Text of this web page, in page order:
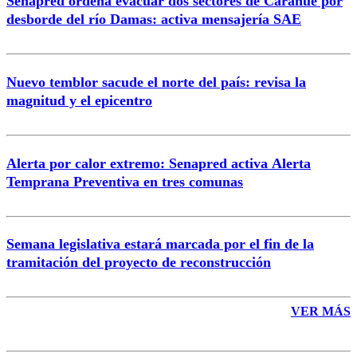
Correo
desborde del río Damas: activa mensajería SAE
Nuevo temblor sacude el norte del país: revisa la
magnitud y el epicentro
Alerta por calor extremo: Senapred activa Alerta
Temprana Preventiva en tres comunas
Semana legislativa estará marcada por el fin de la
tramitación del proyecto de reconstrucción
VER MÁS